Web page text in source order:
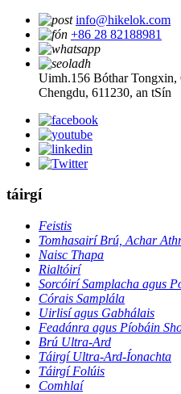
info@hikelok.com
+86 28 82188981
Uimh.156 Bóthar Tongxin,
Chengdu, 611230, an tSín
táirgí
Feistis
Tomhasairí Brú, Achar
Naisc Thapa
Rialtóirí
Sorcóirí Samplacha agus
Córais Samplála
Uirlisí agus Gabhálais
Feadánra agus Píobáin
Brú Ultra-Ard
Táirgí Ultra-Ard-Íonachta
Táirgí Folúis
Comhlaí